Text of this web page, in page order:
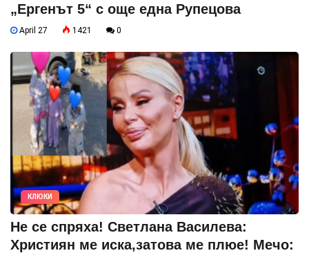
„Ергенът 5“ с още една Рупецова
April 27 1421 0
КЛЮКИ
Не се спряха! Светлана Василева:
Християн ме иска,затова ме плюе! Мечо: